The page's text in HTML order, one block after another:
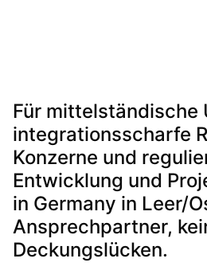
Für mittelständische
integrationsscharfe
Konzerne und
Entwicklung und
in Germany in Leer/
Ansprechpartner,
Deckungslücken.